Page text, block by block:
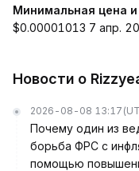
Минимальная цена
$0.00001013 7 апр.
Новости о
2026-08-08 13:17
Почему один из
борьба ФРС с
помощью